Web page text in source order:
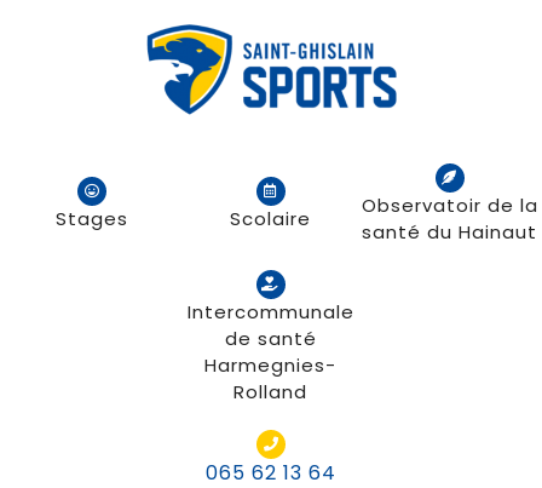
Stages Scolaire
Observatoir de la
santé du Hainaut
Intercommunale
de santé
Harmegnies-
Rolland
065 62 13 64